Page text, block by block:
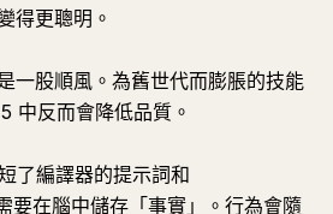
得更聰明。
一股順風。為舊世代而膨脹的技能
中反而會降低品質。
了編譯器的提示詞和
要在腦中儲存「事實」。行為會隨